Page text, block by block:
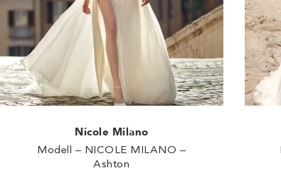
Nicole Milano
Modell – NICOLE MILANO –
Ashton